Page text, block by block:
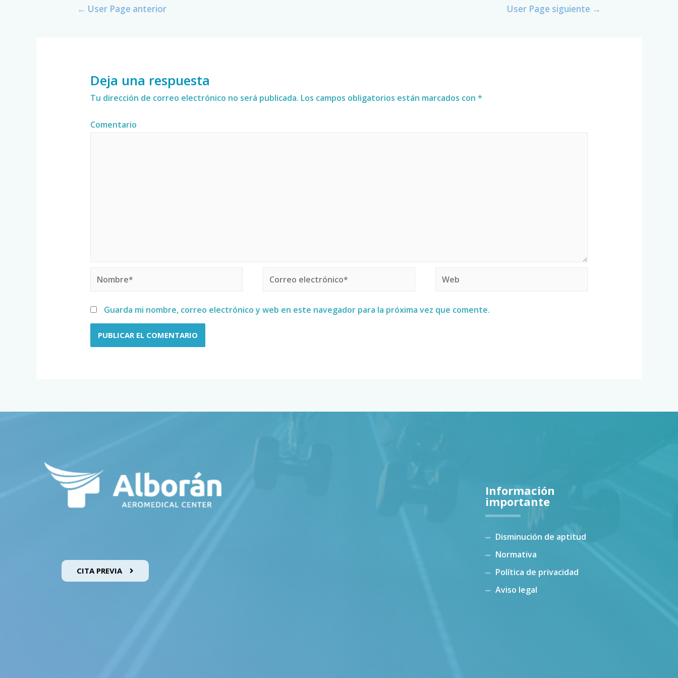
← User Page anterior User Page siguiente →
Deja una respuesta
Tu dirección de correo electrónico no será publicada. Los campos obligatorios están marcados con *
Comentario
Guarda mi nombre, correo electrónico y web en este navegador para la próxima vez que comente.
CITA PREVIA
Información
importante
Disminución de aptitud
Normativa
Política de privacidad
Aviso legal